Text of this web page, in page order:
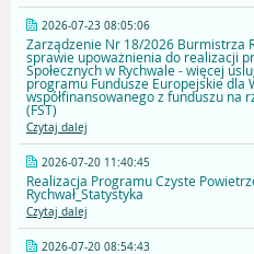
2026-07-23 08:05:06
Zarządzenie Nr 18/2026 Burmistrza
sprawie upoważnienia do realizacji
Społecznych w Rychwale - więcej
programu Fundusze Europejskie dla
współfinansowanego z funduszu na
(FST)
Czytaj dalej
2026-07-20 11:40:45
Realizacja Programu Czyste
Rychwał_Statystyka
Czytaj dalej
2026-07-20 08:54:43